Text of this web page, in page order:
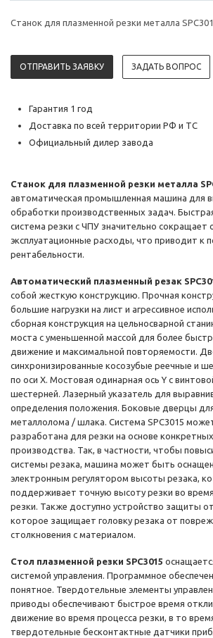
Станок для плазменной резки металла
ОТПРАВИТЬ ЗАЯВКУ ЗАДАТЬ ВОПРОС
Гарантия 1 год
Доставка по всей территории РФ и ТС
Официальный дилер завода
Станок для плазменной резки металла
автоматическая промышленная машина для
обработки производственных задач.
система резки с ЧПУ значительно сокращает
эксплуатационные расходы, что приводит к
рентабельности.
Автоматический плазменный резак
собой жесткую конструкцию. Прочная
большие нагрузки на лист и агрессивное
сборная конструкция на цельносварной
моста с уменьшенной массой для более
движение и максимальной повторяемости.
синхронизированные косозубые реечные и
по оси X. Мостовая одинарная ось Y с
шестерней. Лазерный указатель для
определения положения. Боковые дверцы
металлолома / шлака. Система SPC3015
разработана для резки на основе
производства. Так, в частности, чтобы
системы резака, машина может быть
электронным регулятором высоты резака,
поддерживает точную высоту резки во
резки. Также доступно устройство защиты
которое защищает головку резака от
столкновения с материалом.
Стол плазменной резки SPC3015
системой управления. Программное
понятное. Твердотельные элементы
приводы обеспечивают быстрое время
движение во время процесса резки, в то
твердотельные бесконтактные датчики